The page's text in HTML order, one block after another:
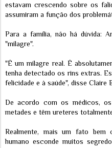
estavam crescendo sobre os
assumiram a função dos
Para a família, não há dúvida:
"milagre".
"É um milagre real. É
tenha detectado os rins extras.
felicidade e à saúde", disse Claire
De acordo com os médicos,
metades e têm ureteres
Realmente, mais um fato bem
humano esconde muitos